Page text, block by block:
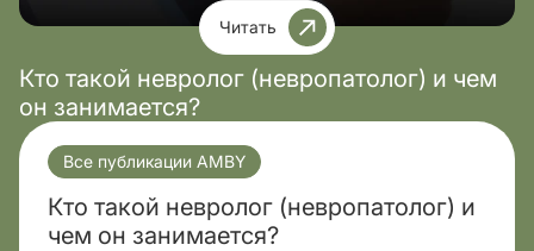
Читать
Кто такой невролог (невропатолог) и чем
он занимается?
Все публикации AMBY
Кто такой невролог (невропатолог) и
чем он занимается?